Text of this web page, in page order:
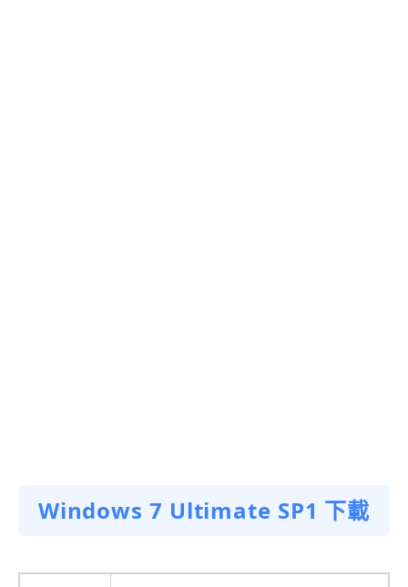
Windows 7 Ultimate SP1 下載